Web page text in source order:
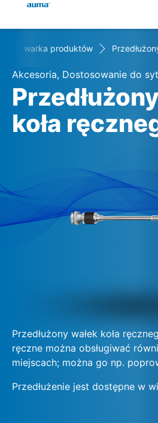
Produkty
Rozwiązania
Pliki do pobrania
Przedsiębiorstwo
Kontakt
Global
Europa
Azja i Pacyfik
Wyszukaj
produktów
Akcesoria, Dostosowanie do
koła
Przedłużony wałek koła
ręczne można obsługiwać
miejscach; można go np.
Przedłużenie jest dostępne w